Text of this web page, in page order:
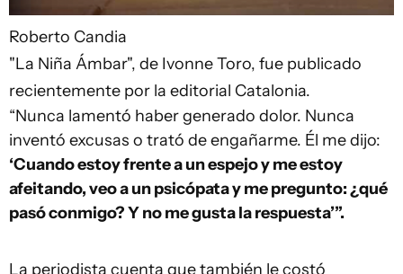
Roberto Candia
"La Niña Ámbar", de Ivonne Toro, fue publicado
recientemente por la editorial Catalonia.
“Nunca lamentó haber generado dolor. Nunca
inventó excusas o trató de engañarme. Él me dijo:
‘Cuando estoy frente a un espejo y me estoy
afeitando, veo a un psicópata y me pregunto: ¿qué
pasó conmigo? Y no me gusta la respuesta’”.
La periodista cuenta que también le costó